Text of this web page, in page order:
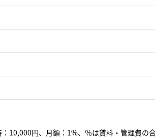
10,000円、月額：1%、％は賃料・管理費の